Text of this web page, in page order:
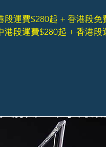
運費$280起 + 香港段免
段運費$280起 + 香港段